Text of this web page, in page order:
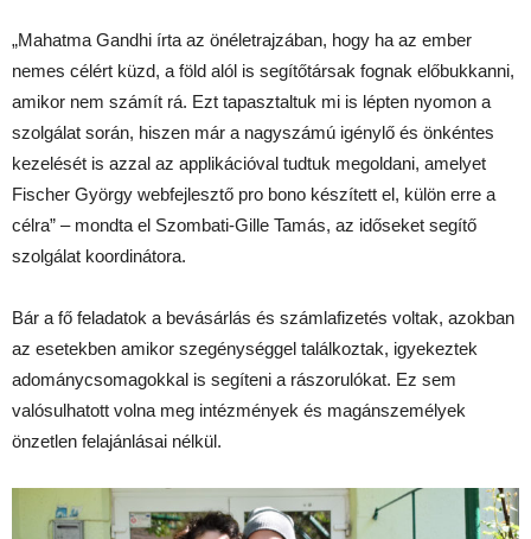
„Mahatma Gandhi írta az önéletrajzában, hogy ha az ember
nemes célért küzd, a föld alól is segítőtársak fognak előbukkanni,
amikor nem számít rá. Ezt tapasztaltuk mi is lépten nyomon a
szolgálat során, hiszen már a nagyszámú igénylő és önkéntes
kezelését is azzal az applikációval tudtuk megoldani, amelyet
Fischer György webfejlesztő pro bono készített el, külön erre a
célra” – mondta el Szombati-Gille Tamás, az időseket segítő
szolgálat koordinátora.
Bár a fő feladatok a bevásárlás és számlafizetés voltak, azokban
az esetekben amikor szegénységgel találkoztak, igyekeztek
adománycsomagokkal is segíteni a rászorulókat. Ez sem
valósulhatott volna meg intézmények és magánszemélyek
önzetlen felajánlásai nélkül.